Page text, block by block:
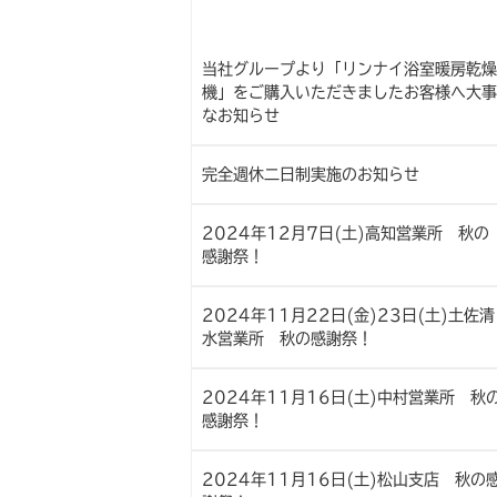
当社グループより「リンナイ浴室暖房乾燥
機」をご購入いただきましたお客様へ大事
なお知らせ
完全週休二日制実施のお知らせ
2024年12月7日(土)高知営業所 秋の
感謝祭！
2024年11月22日(金)23日(土)土佐清
水営業所 秋の感謝祭！
2024年11月16日(土)中村営業所 秋
感謝祭！
2024年11月16日(土)松山支店 秋の